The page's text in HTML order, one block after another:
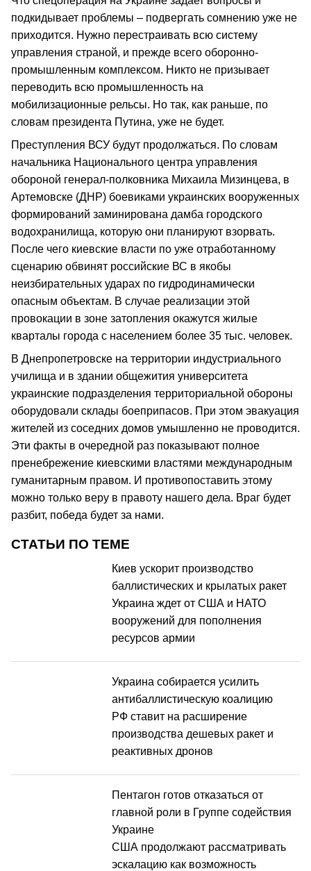
подкидывает проблемы – подвергать сомнению уже не
приходится. Нужно перестраивать всю систему
управления страной, и прежде всего оборонно-
промышленным комплексом. Никто не призывает
переводить всю промышленность на
мобилизационные рельсы. Но так, как раньше, по
словам президента Путина, уже не будет.
Преступления ВСУ будут продолжаться. По словам
начальника Национального центра управления
обороной генерал-полковника Михаила Мизинцева, в
Артемовске (ДНР) боевиками украинских вооруженных
формирований заминирована дамба городского
водохранилища, которую они планируют взорвать.
После чего киевские власти по уже отработанному
сценарию обвинят российские ВС в якобы
неизбирательных ударах по гидродинамически
опасным объектам. В случае реализации этой
провокации в зоне затопления окажутся жилые
кварталы города с населением более 35 тыс. человек.
В Днепропетровске на территории индустриального
училища и в здании общежития университета
украинские подразделения территориальной обороны
оборудовали склады боеприпасов. При этом эвакуация
жителей из соседних домов умышленно не проводится.
Эти факты в очередной раз показывают полное
пренебрежение киевскими властями международным
гуманитарным правом. И противопоставить этому
можно только веру в правоту нашего дела. Враг будет
разбит, победа будет за нами.
СТАТЬИ ПО ТЕМЕ
Киев ускорит производство
баллистических и крылатых ракет
Украина ждет от США и НАТО
вооружений для пополнения
ресурсов армии
Украина собирается усилить
антибаллистическую коалицию
РФ ставит на расширение
производства дешевых ракет и
реактивных дронов
Пентагон готов отказаться от
главной роли в Группе содействия
Украине
США продолжают рассматривать
эскалацию как возможность